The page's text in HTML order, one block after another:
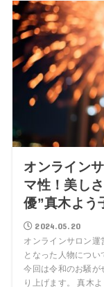
オンライン
マ性！美し
優”真木よう
2024.05.20
オンラインサロン運
となった人物につい
今回は令和のお騒が
り上げます。 真木